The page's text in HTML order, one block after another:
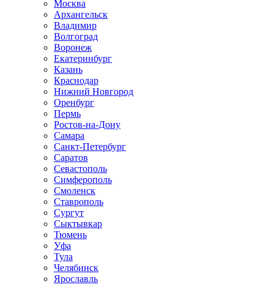
Москва
Архангельск
Владимир
Волгоград
Воронеж
Екатеринбург
Казань
Краснодар
Нижний Новгород
Оренбург
Пермь
Ростов-на-Дону
Самара
Санкт-Петербург
Саратов
Севастополь
Симферополь
Смоленск
Ставрополь
Сургут
Сыктывкар
Тюмень
Уфа
Тула
Челябинск
Ярославль